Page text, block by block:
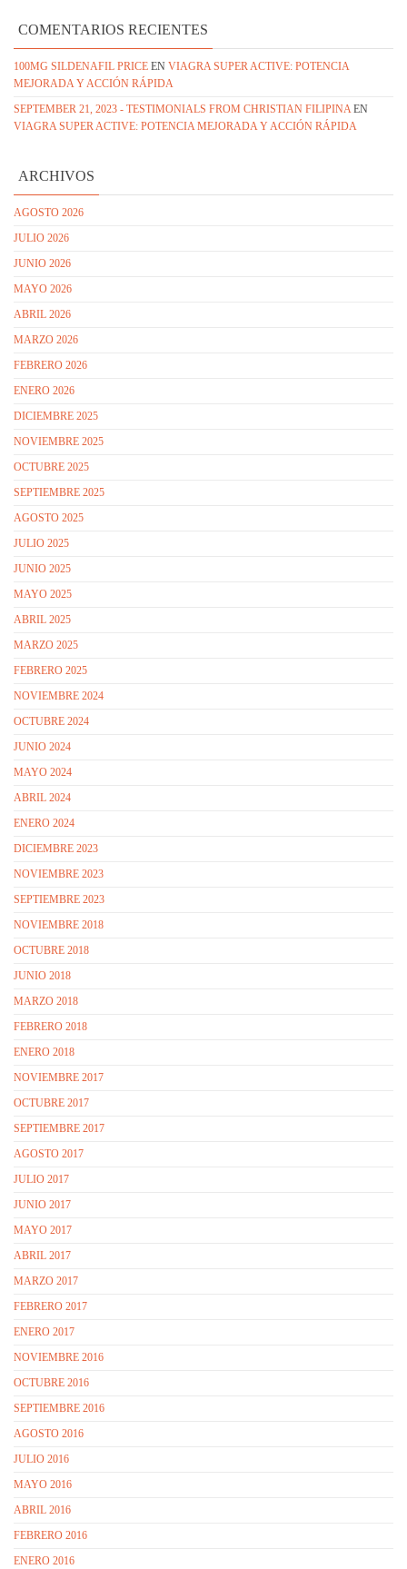
COMENTARIOS RECIENTES
100MG SILDENAFIL PRICE EN VIAGRA SUPER ACTIVE: POTENCIA
MEJORADA Y ACCIÓN RÁPIDA
SEPTEMBER 21, 2023 - TESTIMONIALS FROM CHRISTIAN FILIPINAEN
VIAGRA SUPER ACTIVE: POTENCIA MEJORADA Y ACCIÓN RÁPIDA
ARCHIVOS
AGOSTO 2026
JULIO 2026
JUNIO 2026
MAYO 2026
ABRIL 2026
MARZO 2026
FEBRERO 2026
ENERO 2026
DICIEMBRE 2025
NOVIEMBRE 2025
OCTUBRE 2025
SEPTIEMBRE 2025
AGOSTO 2025
JULIO 2025
JUNIO 2025
MAYO 2025
ABRIL 2025
MARZO 2025
FEBRERO 2025
NOVIEMBRE 2024
OCTUBRE 2024
JUNIO 2024
MAYO 2024
ABRIL 2024
ENERO 2024
DICIEMBRE 2023
NOVIEMBRE 2023
SEPTIEMBRE 2023
NOVIEMBRE 2018
OCTUBRE 2018
JUNIO 2018
MARZO 2018
FEBRERO 2018
ENERO 2018
NOVIEMBRE 2017
OCTUBRE 2017
SEPTIEMBRE 2017
AGOSTO 2017
JULIO 2017
JUNIO 2017
MAYO 2017
ABRIL 2017
MARZO 2017
FEBRERO 2017
ENERO 2017
NOVIEMBRE 2016
OCTUBRE 2016
SEPTIEMBRE 2016
AGOSTO 2016
JULIO 2016
MAYO 2016
ABRIL 2016
FEBRERO 2016
ENERO 2016